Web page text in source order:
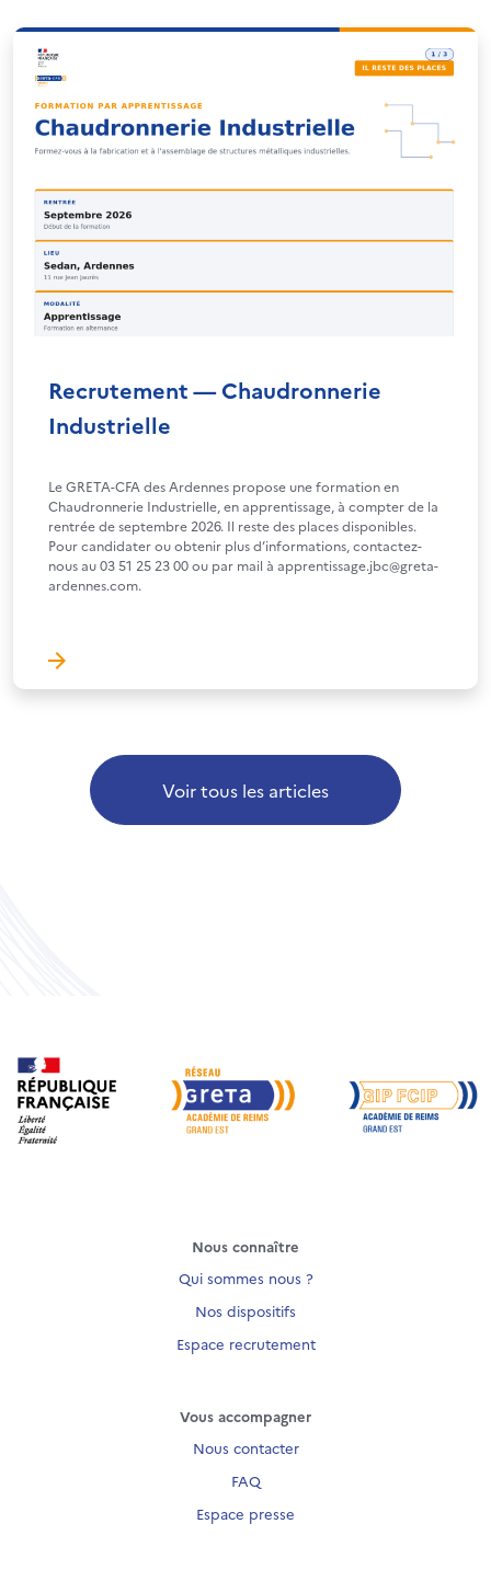
Recrutement — Chaudronnerie
Industrielle
Le GRETA-CFA des Ardennes propose une formation en
Chaudronnerie Industrielle, en apprentissage, à compter de la
rentrée de septembre 2026. Il reste des places disponibles.
Pour candidater ou obtenir plus d’informations, contactez-
nous au 03 51 25 23 00 ou par mail à apprentissage.jbc@greta-
ardennes.com.
Voir tous les articles
Nous connaître
Qui sommes nous ?
Nos dispositifs
Espace recrutement
Vous accompagner
Nous contacter
FAQ
Espace presse